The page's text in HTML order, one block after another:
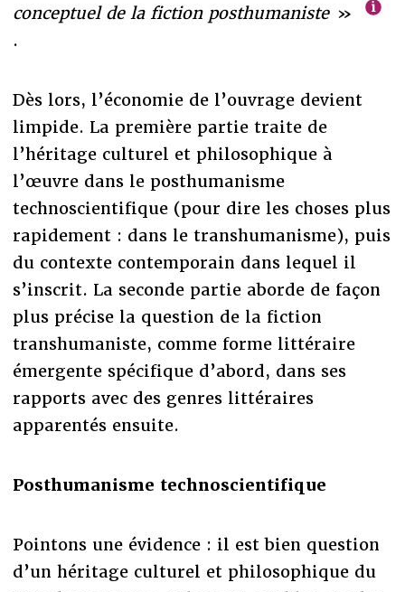
conceptuel de la fiction posthumaniste»
.
Dès lors, l’économie de l’ouvrage devient
limpide. La première partie traite de
l’héritage culturel et philosophique à
l’œuvre dans le posthumanisme
technoscientifique (pour dire les choses plus
rapidement : dans le transhumanisme), puis
du contexte contemporain dans lequel il
s’inscrit. La seconde partie aborde de façon
plus précise la question de la fiction
transhumaniste, comme forme littéraire
émergente spécifique d’abord, dans ses
rapports avec des genres littéraires
apparentés ensuite.
Posthumanisme technoscientifique
Pointons une évidence : il est bien question
d’un héritage culturel et philosophique du